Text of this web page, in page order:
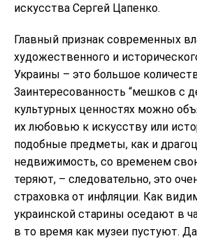
искусства Сергей Цапенко.
Главный признак современных
художественного и
Украины – это большое
Заинтересованность “мешков с
культурных ценностях можно
их любовью к искусству или
подобные предметы, как и
недвижимость, со временем
теряют, – следовательно, это
страховка от инфляции. Как
украинской старины оседают в
в то время как музеи пустуют.